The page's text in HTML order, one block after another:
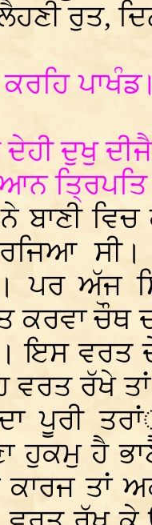
ਰੁਤ,
ਦੇਹੀ ਦੁਖੁ
ਬਾਣੀ
ਪਰ ਅੱਜ
ਕਰਵਾ
। ਇਸ ਵਰਤ
ਰੱਖੇ ਤਾਂ
ਪੂਰੀ
ਹੁਕਮੁ ਹੈ
ਕਾਰਜ ਤਾਂ